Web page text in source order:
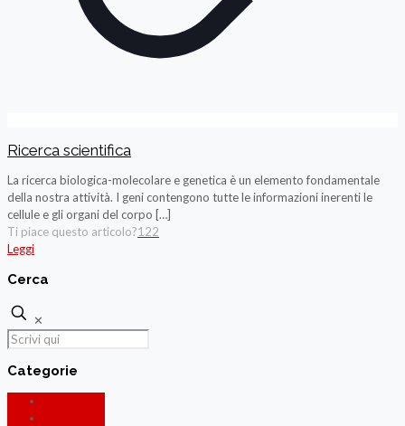
Ricerca scientifica
La ricerca biologica-molecolare e genetica è un elemento fondamentale
della nostra attività. I geni contengono tutte le informazioni inerenti le
cellule e gli organi del corpo […]
Ti piace questo articolo?122
Leggi
Cerca
✕
Categorie